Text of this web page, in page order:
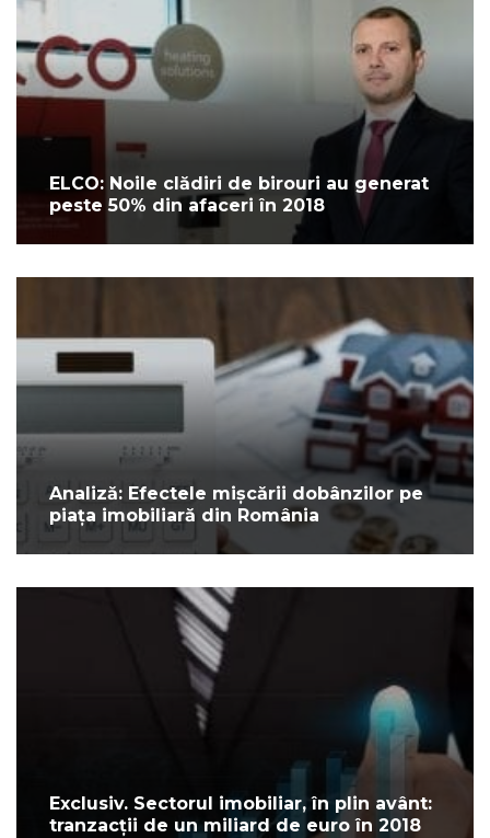
ELCO: Noile clădiri de birouri au generat
peste 50% din afaceri în 2018
Analiză: Efectele mișcării dobânzilor pe
piața imobiliară din România
Exclusiv. Sectorul imobiliar, în plin avânt:
tranzacții de un miliard de euro în 2018